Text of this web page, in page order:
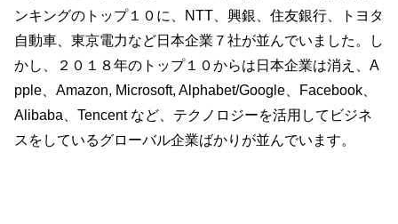
ンキングのトップ１０に、NTT、興銀、住友銀行、トヨタ
自動車、東京電力など日本企業７社が並んでいました。し
かし、２０１８年のトップ１０からは日本企業は消え、A
pple、Amazon, Microsoft, Alphabet/Google、Facebook、
Alibaba、Tencent など、テクノロジーを活用してビジネ
スをしているグローバル企業ばかりが並んでいます。